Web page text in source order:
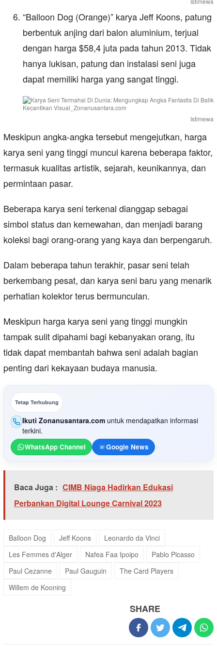
“Balloon Dog (Orange)” karya Jeff Koons, patung
berbentuk anjing dari balon aluminium, terjual
dengan harga $58,4 juta pada tahun 2013. Tidak
hanya lukisan, patung dan instalasi seni juga
dapat memiliki harga yang sangat tinggi.
Istimewa
Meskipun angka-angka tersebut mengejutkan, harga
karya seni yang tinggi muncul karena beberapa faktor,
termasuk kualitas artistik, sejarah, keunikannya, dan
permintaan pasar.
Beberapa karya seni terkenal dianggap sebagai
simbol status dan kemewahan, dan menjadi barang
koleksi bagi orang-orang yang kaya dan berpengaruh.
Dalam beberapa tahun terakhir, pasar seni telah
berkembang pesat, dan karya seni baru yang menarik
perhatian kolektor terus bermunculan.
Meskipun harga karya seni yang tinggi mungkin
tampak sulit dipahami bagi kebanyakan orang, itu
tidak dapat membantah bahwa seni adalah bagian
penting dari kekayaan budaya manusia.
Tetap Terhubung
Ikuti Zonanusantara.com untuk mendapatkan informasi
terkini.
WhatsApp Channel Google News
Baca Juga : CIMB Niaga Hadirkan Edukasi
Perbankan Digital Lounge Carnival 2023
Balloon Dog Jeff Koons
Leonardo da Vinci
Les Femmes d'Alger
Nafea Faa Ipoipo
Pablo Picasso
Paul Cezanne
Paul Gauguin
The Card Players
Willem de Kooning
SHARE